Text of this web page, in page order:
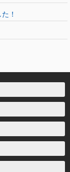
！